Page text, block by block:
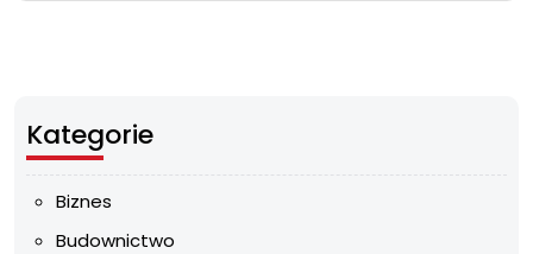
Kategorie
Biznes
Budownictwo